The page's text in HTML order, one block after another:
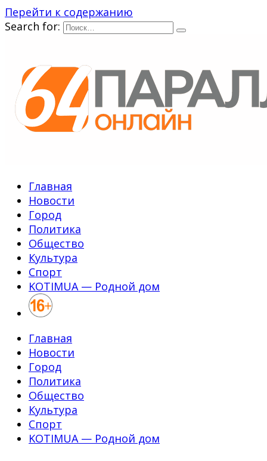
Перейти к содержанию
Search for:
Главная
Новости
Город
Политика
Общество
Культура
Спорт
KOTIMUA — Родной дом
Главная
Новости
Город
Политика
Общество
Культура
Спорт
KOTIMUA — Родной дом